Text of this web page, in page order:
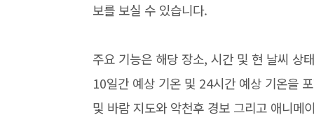
보를 보실 수 있습니다.
주요 기능은 해당 장소, 시간 및 현 날씨 상
10일간 예상 기온 및 24시간 예상 기온을
및 바람 지도와 악천후 경보 그리고 애니메